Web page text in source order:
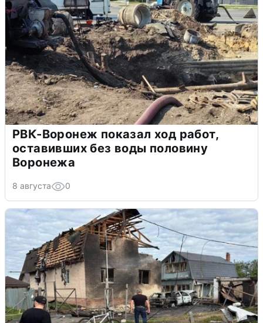
РВК-Воронеж показал ход работ,
оставивших без воды половину
Воронежа
8 августа 0